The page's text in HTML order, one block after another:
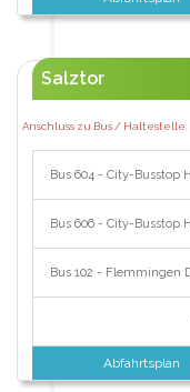
Salztor
Anschluss zu Bus / Haltestelle:
Bus 604 - City-Busstop
Bus 606 - City-Busstop
Bus 102 - Flemmingen
Abfahrtsplan